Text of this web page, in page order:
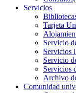
Servicios
Tarjeta
Servicio
Servicios
Servicio
Servicios
Archivo
Comunidad